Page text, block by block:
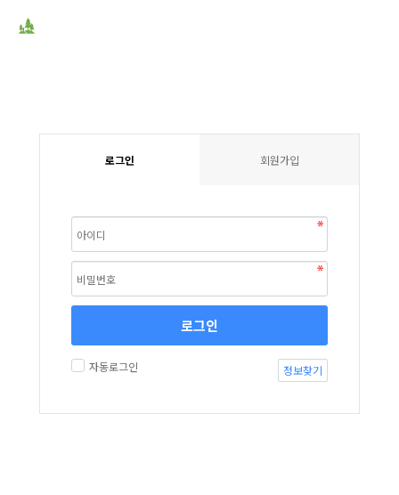
로그인 회원가입
로그인
자동로그인 정보찾기